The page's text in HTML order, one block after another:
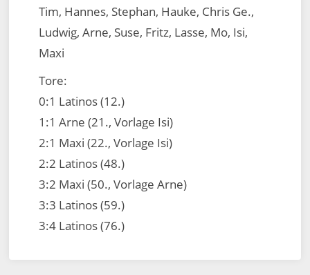
Tim, Hannes, Stephan, Hauke, Chris Ge.,
Ludwig, Arne, Suse, Fritz, Lasse, Mo, Isi,
Maxi
Tore:
0:1 Latinos (12.)
1:1 Arne (21., Vorlage Isi)
2:1 Maxi (22., Vorlage Isi)
2:2 Latinos (48.)
3:2 Maxi (50., Vorlage Arne)
3:3 Latinos (59.)
3:4 Latinos (76.)